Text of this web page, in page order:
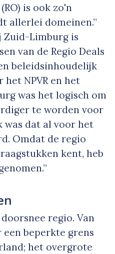
is ook zo'n
allerlei domeinen.”
Zuid-Limburg is
van de Regio Deals
beleidsinhoudelijk
NPVR en het
was het logisch om
te worden voor
was dat al voor het
Omdat de regio
kent, heb
regio. Van
een beperkte grens
het overgrote